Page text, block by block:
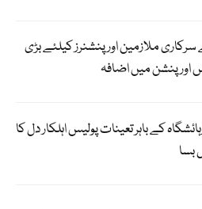
سرکاری ملازمین اور پنشنرز کیلئے بڑی
اور پنشن میں اضافہ
کے باہر تعینات پولیس اہلکار دل کا
بسا